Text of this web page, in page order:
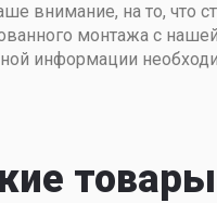
внимание, на то, что
монтажа с
информации
товары